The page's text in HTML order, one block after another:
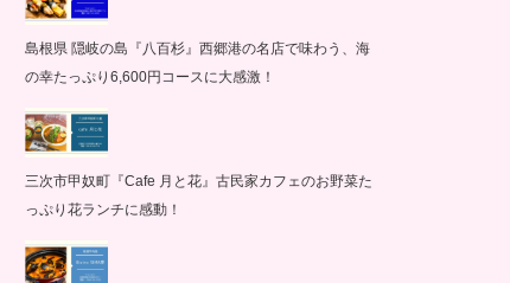
島根県 隠岐の島『八百杉』西郷港の名店で味わう、海
の幸たっぷり6,600円コースに大感激！
三次市甲奴町『Cafe 月と花』古民家カフェのお野菜た
っぷり花ランチに感動！